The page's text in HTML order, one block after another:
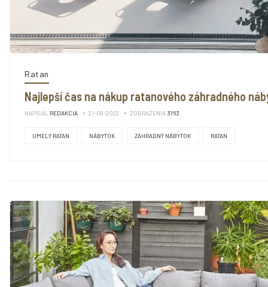
Ratan
Najlepší čas na nákup ratanového záhradného
NAPÍSAL REDAKCIA 21-08-2022 ZOBRAZENIA3163
UMELÝ RATAN NÁBYTOK ZÁHRADNÝ NÁBYTOK RATAN